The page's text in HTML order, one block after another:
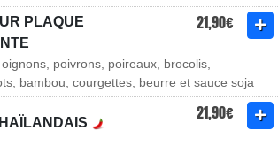
PLAQUE
21,90€
poivrons, poireaux, brocolis,
bambou, courgettes, beurre et sauce soja
21,90€